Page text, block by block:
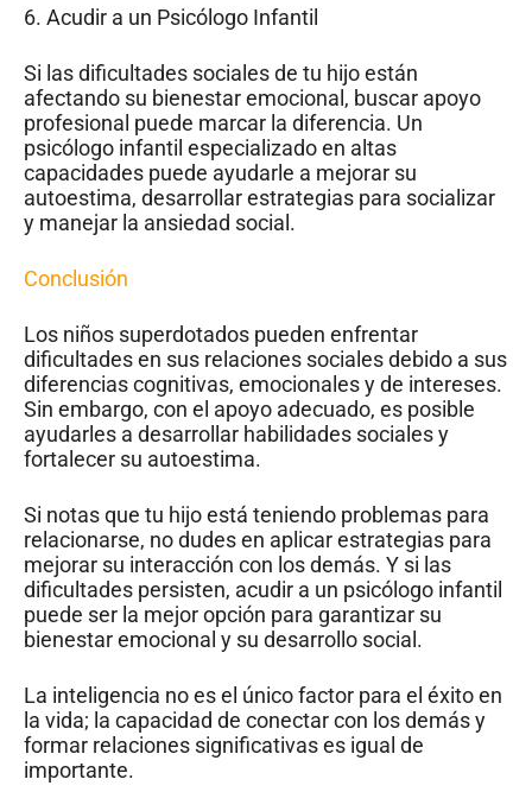
6. Acudir a un Psicólogo Infantil
Si las dificultades sociales de tu hijo están
afectando su bienestar emocional, buscar apoyo
profesional puede marcar la diferencia. Un
psicólogo infantil especializado en altas
capacidades puede ayudarle a mejorar su
autoestima, desarrollar estrategias para socializar
y manejar la ansiedad social.
Conclusión
Los niños superdotados pueden enfrentar
dificultades en sus relaciones sociales debido a sus
diferencias cognitivas, emocionales y de intereses.
Sin embargo, con el apoyo adecuado, es posible
ayudarles a desarrollar habilidades sociales y
fortalecer su autoestima.
Si notas que tu hijo está teniendo problemas para
relacionarse, no dudes en aplicar estrategias para
mejorar su interacción con los demás. Y si las
dificultades persisten, acudir a un psicólogo infantil
puede ser la mejor opción para garantizar su
bienestar emocional y su desarrollo social.
La inteligencia no es el único factor para el éxito en
la vida; la capacidad de conectar con los demás y
formar relaciones significativas es igual de
importante.